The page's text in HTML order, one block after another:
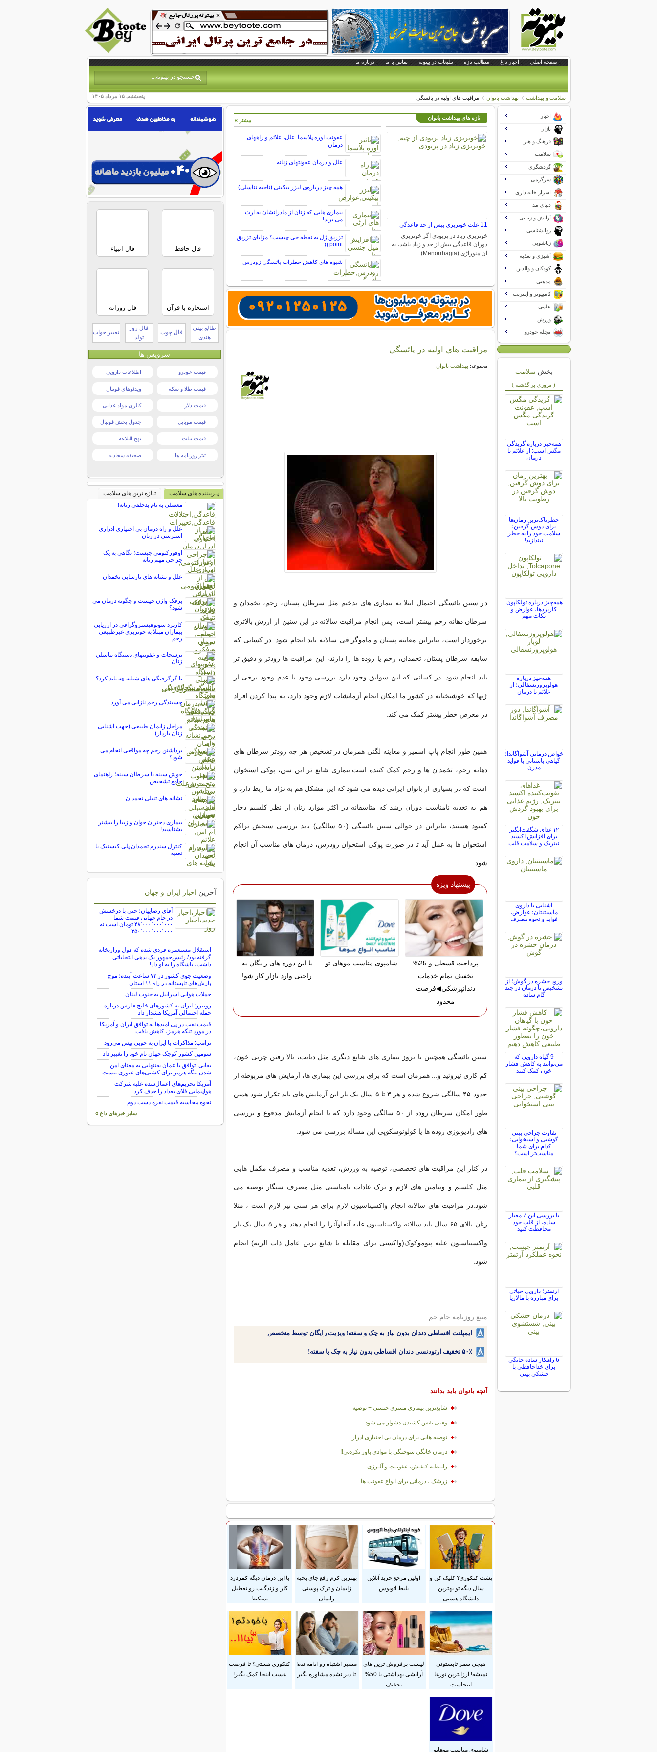
صفحه اصلی اخبار داغ مطالب تازه تبلیغات در بیتوته تماس با ما درباره ما
پنجشنبه, ۱۵ مرداد ۱۴۰۵ سلامت و بهداشت بهداشت بانوان مراقبت های اولیه در یائسگی
تازه های بهداشت بانوان
11 علت خونریزی بیش از حد قاعدگی
خونریزی زیاد در پریودی اگر خونریزی
دوران قاعدگی بیش از حد و زیاد باشد، به
آن منوراژی (Menorrhagia)…
عفونت اوره پلاسما: علل، علائم و راههای
درمان
علل و درمان عفونتهای زنانه
همه چیز درباره‌ی لیزر بیکینی (ناحیه تناسلی)
بیماری هایی که زنان از مادرانشان به ارث
می برند!
تزریق ژل به نقطه جی چیست؟ مزایای تزریق
g point
شیوه های کاهش خطرات یائسگی زودرس
بیشتر »
مراقبت های اولیه در یائسگی
مجموعه: بهداشت بانوان
در سنین یائسگی احتمال ابتلا به بیماری های بدخیم مثل سرطان پستان، رحم، تخمدان و
سرطان دهانه رحم بیشتر است، پس انجام مراقبت سالانه در این سنین از ارزش بالاتری
برخوردار است، بنابراین معاینه پستان و ماموگرافی سالانه باید انجام شود. در کسانی که
سابقه سرطان پستان، تخمدان، رحم یا روده ها را دارند، این مراقبت ها زودتر و دقیق تر
باید انجام شود. در کسانی که این سوابق وجود دارد بررسی وجود یا عدم وجود برخی از
ژنها که خوشبختانه در کشور ما امکان انجام آزمایشات لازم وجود دارد، به پیدا کردن افراد
در معرض خطر بیشتر کمک می کند.
همین طور انجام پاپ اسمیر و معاینه لگنی همزمان در تشخیص هر چه زودتر سرطان های
دهانه رحم، تخمدان ها و رحم کمک کننده است.بیماری شایع تر این سن، پوکی استخوان
است که در بسیاری از بانوان ایرانی دیده می شود که این مشکل هم به نژاد ما ربط دارد و
هم به تغذیه نامناسب دوران رشد که متاسفانه در اکثر موارد زنان از نظر کلسیم دچار
کمبود هستند، بنابراین در حوالی سنین یائسگی (۵۰ سالگی) باید بررسی سنجش تراکم
استخوان ها به عمل آید تا در صورت پوکی استخوان زودرس، درمان های مناسب آن انجام
شود.
پیشنهاد ویژه
پرداخت قسطی و 25%
تخفیف تمام خدمات
دندانپزشکی◀فرصت
محدود
شامپوی مناسب موهای تو
با این دوره های رایگان به
راحتی وارد بازار کار شو!
سنین یائسگی همچنین با بروز بیماری های شایع دیگری مثل دیابت، بالا رفتن چربی خون،
کم کاری تیروئید و... همزمان است که برای بررسی این بیماری ها، آزمایش های مربوطه از
حدود ۴۵ سالگی شروع شده و هر ۳ تا ۵ سال یک بار این آزمایش های باید تکرار شود.همین
طور امکان سرطان روده از ۵۰ سالگی وجود دارد که با انجام آزمایش مدفوع و بررسی
های رادیولوژی روده ها یا کولونوسکوپی این مساله بررسی می شود.
در کنار این مراقبت های تخصصی، توصیه به ورزش، تغذیه مناسب و مصرف مکمل هایی
مثل کلسیم و ویتامین های لازم و ترک عادات نامناسبی مثل مصرف سیگار توصیه می
شود.در مراقبت های سالانه انجام واکسیناسیون لازم برای هر سنی نیز لازم است ، مثلا
زنان بالای ۶۵ سال باید سالانه واکسناسیون علیه آنفلوآنزا را انجام دهند و هر ۵ سال یک بار
واکسیناسیون علیه پنوموکوک(واکسنی برای مقابله با شایع ترین عامل ذات الریه) انجام
شود.
منبع:روزنامه جام جم
ایمپلنت اقساطی دندان بدون نیاز به چک و سفته! ویزیت رایگان توسط متخصص
۵۰٪ تخفیف ارتودنسی دندان اقساطی بدون نیاز به چک یا سفته!
آنچه بانوان باید بدانند
شایع‌ترین بیماری مسری جنسی + توصیه
وقتی نفس کشیدن دشوار می شود
توصیه هایی برای درمان بی اختیاری ادرار
درمان خانگي سوختگي با موادي باور نکردني!!
رابـطـه کـفـش، عفونـت و آلـرژی
زرشک ، درمانی برای انواع عفونت ها
پشت کنکوری؟ کلیک کن و
سال دیگه تو بهترین
دانشگاه هستی
اولین مرجع خرید آنلاین
بلیط اتوبوس
بهترین کرم رفع جای بخیه
زایمان و ترک پوستی
زایمان
با این درمان دیگه کمردرد
کار و زندگیت رو تعطیل
نمیکنه!
هیچی سفر تابستونی
نمیشه! ارزانترین تورها
اینجاست
لیست پرفروش ترین های
آرایشی بهداشتی با 50%
تخفیف
مسیر اشتباه رو ادامه نده!
تا دیر نشده مشاوره بگیر
کنکوری هستی؟ تا فرصت
هست اینجا کمک بگیر!
شامپوی مناسب موهاتو
اخبار
بازار
فرهنگ و هنر
سلامت
گردشگری
سرگرمی
اسرار خانه داری
دنیای مد
آرایش و زیبایی
روانشناسی
زناشویی
آشپزی و تغذیه
کودکان و والدین
مذهبی
کامپیوتر و اینترنت
علمی
ورزش
مجله خودرو
بخش سلامت
( مروری بر گذشته )
همه‌چیز درباره گزیدگی
مگس اسب: از علائم تا
درمان
خطرناک‌ترین زمان‌ها
برای دوش گرفتن؛
سلامت خود را به خطر
نیندازید!
همه‌چیز درباره تولکاپون:
کاربردها، عوارض و
نکات مهم
همه‌چیز درباره
هولوپروزنسفالی؛ از
علائم تا درمان
خواص درمانی آشواگاندا؛
گیاهی باستانی با فواید
مدرن
۱۲ غذای شگفت‌انگیز
برای افزایش اکسید
نیتریک و سلامت قلب
آشنایی با داروی
ماسیتنتان؛ عوارض،
فواید و نحوه مصرف
ورود حشره در گوش؛ از
تشخیص تا درمان در چند
گام ساده
9 گیاه دارویی که
می‌توانند به کاهش فشار
خون کمک کنند
تفاوت جراحی بینی
گوشتی و استخوانی؛
کدام برای شما
مناسب‌تر است؟
با بررسی این 7 معیار
ساده، از قلب خود
محافظت کنید
آرتمتر؛ دارویی حیاتی
برای مبارزه با مالاریا
6 راهکار ساده خانگی
برای خداحافظی با
خشکی بینی
فال حافظ فال انبیاء
استخاره با قرآن فال روزانه
طالع بینی
هندی
فال چوب
فال روز
تولد
تعبیر خواب
سرویس ها
قیمت خودرو اطلاعات دارویی
قیمت طلا و سکه ویدئوهای فوتبال
قیمت دلار کالری مواد غذایی
قیمت موبایل جدول پخش فوتبال
قیمت تبلت نهج البلاغه
تیتر روزنامه ها صحیفه سجادیه
پـربیننده های سلامت
تـازه ترین های سلامت
معضلی به نام بدخلقی زنانه!
علل و راه درمان بی اختیاری ادراری
استرسی در زنان
اوفورکتومی چیست؛ نگاهی به یک
جراحی مهم زنانه
علل و نشانه های نارسایی تخمدان
برفک واژن چیست و چگونه درمان می
شود؟
کاربرد سونوهیستروگرافی در ارزیابی
بیماران مبتلا به خونریزی غیرطبیعی
رحم
ترشحات و عفونتهاي دستگاه تناسلي
زنان
با گرگرفتگی‌ های شبانه چه باید کرد؟
چسبندگی رحم نازایی می آورد
مراحل زایمان طبیعی (جهت آشنایی
زنان باردار)
برداشتن رحم چه مواقعی انجام می
شود؟
جوش سینه یا سرطان سینه؛ راهنمای
جامع تشخیص
نشانه های تنبلی تخمدان
بیماری دختران جوان و زیبا را بیشتر
بشناسید!
کنترل سندرم تخمدان پلی کیستیک با
تغذیه
آخرین اخبار ایران و جهان
آقای رضاییان؛ حتی با درخشش
در جام جهانی قیمت شما
۴۸٬۰۰۰٬۰۰۰٬۰۰۰ تومان است نه
۲۵۰٬۰۰۰٬۰۰۰٬۰۰۰
استقلال مستعمره فردی شده که قول وزارتخانه
گرفته بود/ رئیس‌جمهور یک بدهی انتخاباتی
داشت، باشگاه را به او داد!
وضعیت جوی کشور در ۷۲ ساعت آینده؛ موج
بارش‌های تابستانه در راه ۱۱ استان
حملات هوایی اسراییل به جنوب لبنان
رویترز: ایران به کشورهای خلیج فارس درباره
حمله احتمالی آمریکا هشدار داد
قیمت نفت در پی امیدها به توافق ایران و آمریکا
در مورد تنگه هرمز، کاهش یافت
ترامپ: مذاکرات با ایران به خوبی پیش می‌رود
سومین کشور کوچک جهان نام خود را تغییر داد
بقایی: توافق با عمان به‌تنهایی به معنای امن
شدن تنگه هرمز برای کشتی‌های عبوری نیست
آمریکا تحریم‌های اعمال‌شده علیه شرکت
هواپیمایی فلای بغداد را حذف کرد
نحوه محاسبه قیمت نقره دست دوم
سایر خبرهای داغ »